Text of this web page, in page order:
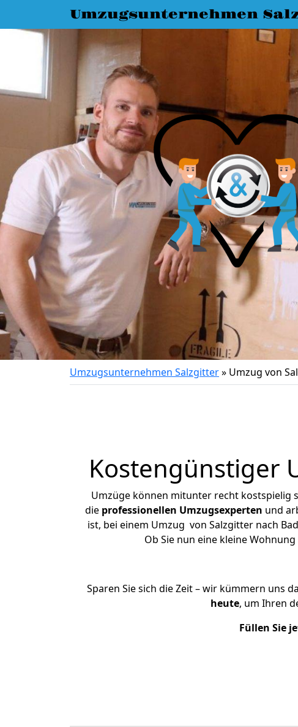
Umzugsunternehmen
Umzugsunternehmen Salzgitter» Umzug von
Kostengünstiger
Umzüge können mitunter recht kostspielig
die professionellen Umzugsexperten und
ist, bei einem Umzug von Salzgitter nach
Ob Sie nun eine kleine
Sparen Sie sich die Zeit – wir kümmern uns
heute, um Ihren
Füllen Sie